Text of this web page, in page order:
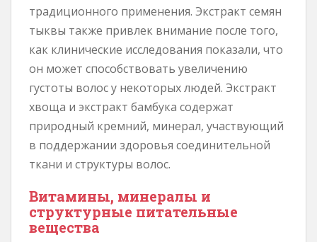
традиционного применения. Экстракт семян
тыквы также привлек внимание после того,
как клинические исследования показали, что
он может способствовать увеличению
густоты волос у некоторых людей. Экстракт
хвоща и экстракт бамбука содержат
природный кремний, минерал, участвующий
в поддержании здоровья соединительной
ткани и структуры волос.
Витамины, минералы и
структурные питательные
вещества